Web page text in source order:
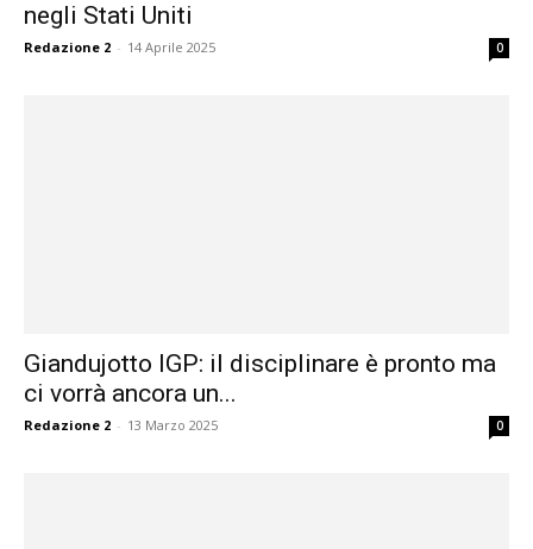
negli Stati Uniti
Redazione 2 - 14 Aprile 2025 0
Giandujotto IGP: il disciplinare è pronto ma
ci vorrà ancora un...
Redazione 2 - 13 Marzo 2025 0